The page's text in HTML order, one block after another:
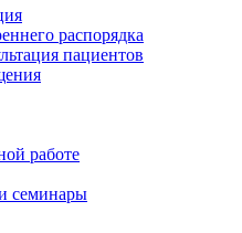
распорядка
пациентов
работе
семинары